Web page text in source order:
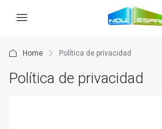
Home Política de privacidad
Política de privacidad